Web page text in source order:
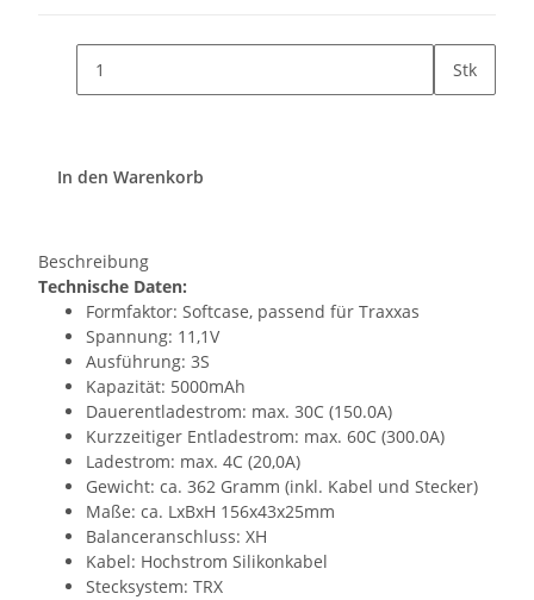
Stk
In den Warenkorb
Beschreibung
Technische Daten:
Formfaktor: Softcase, passend für Traxxas
Spannung: 11,1V
Ausführung: 3S
Kapazität: 5000mAh
Dauerentladestrom: max. 30C (150.0A)
Kurzzeitiger Entladestrom: max. 60C (300.0A)
Ladestrom: max. 4C (20,0A)
Gewicht: ca. 362 Gramm (inkl. Kabel und Stecker)
Maße: ca. LxBxH 156x43x25mm
Balanceranschluss: XH
Kabel: Hochstrom Silikonkabel
Stecksystem: TRX